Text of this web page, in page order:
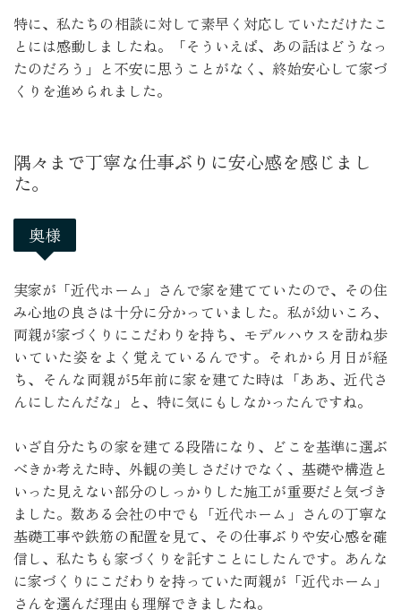
特に、私たちの相談に対して素早く対応していただけたこ
とには感動しましたね。「そういえば、あの話はどうなっ
たのだろう」と不安に思うことがなく、終始安心して家づ
くりを進められました。
隅々まで丁寧な仕事ぶりに安心感を感じまし
た。
奥様
実家が「近代ホーム」さんで家を建てていたので、その住
み心地の良さは十分に分かっていました。私が幼いころ、
両親が家づくりにこだわりを持ち、モデルハウスを訪ね歩
いていた姿をよく覚えているんです。それから月日が経
ち、そんな両親が5年前に家を建てた時は「ああ、近代さ
んにしたんだな」と、特に気にもしなかったんですね。
いざ自分たちの家を建てる段階になり、どこを基準に選ぶ
べきか考えた時、外観の美しさだけでなく、基礎や構造と
いった見えない部分のしっかりした施工が重要だと気づき
ました。数ある会社の中でも「近代ホーム」さんの丁寧な
基礎工事や鉄筋の配置を見て、その仕事ぶりや安心感を確
信し、私たちも家づくりを託すことにしたんです。あんな
に家づくりにこだわりを持っていた両親が「近代ホーム」
さんを選んだ理由も理解できましたね。